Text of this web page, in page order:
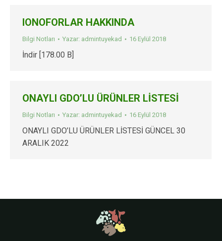
IONOFORLAR HAKKINDA
Bilgi Notları Yazar: admintuyekad 16 Eylül 2018
İndir [178.00 B]
ONAYLI GDO’LU ÜRÜNLER LİSTESİ
Bilgi Notları Yazar: admintuyekad 16 Eylül 2018
ONAYLI GDO’LU ÜRÜNLER LİSTESİ GÜNCEL 30
ARALIK 2022